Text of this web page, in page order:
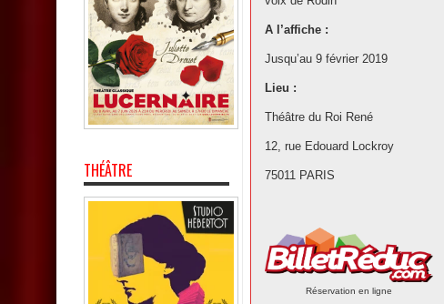
A l’affiche :
Jusqu’au 9 février 2019
Lieu :
Théâtre du Roi René
12, rue Edouard Lockroy
75011 PARIS
Réservation en ligne
THÉÂTRE